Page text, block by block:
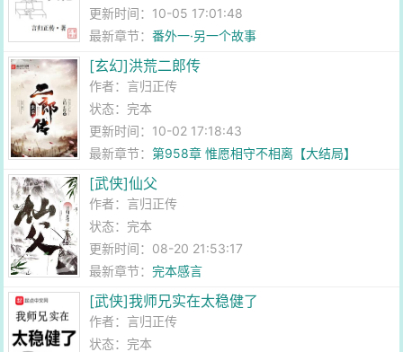
更新时间：10-05 17:01:48
最新章节：番外一·另一个故事
[玄幻]洪荒二郎传
作者： 言归正传
状态：完本
更新时间：10-02 17:18:43
最新章节：第958章 惟愿相守不相离【大结局】
[武侠]仙父
作者： 言归正传
状态：完本
更新时间：08-20 21:53:17
最新章节：完本感言
[武侠]我师兄实在太稳健了
作者： 言归正传
状态：完本